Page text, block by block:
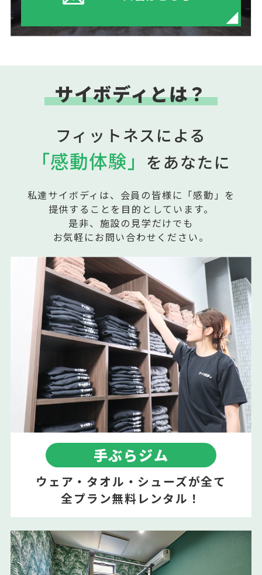
サイボディとは？
フィットネスによる
「感動体験」 をあなたに
私達サイボディは、会員の皆様に「感動」を
提供することを目的としています。
是非、施設の見学だけでも
お気軽にお問い合わせください。
手ぶらジム
ウェア・タオル・シューズが全て
全プラン無料レンタル！